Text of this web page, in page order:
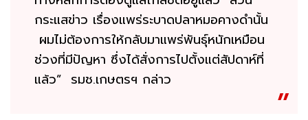
กระแสข่าว เรื่องแพร่ระบาดปลาหมอคางดำนั้น
ผมไม่ต้องการให้กลับมาแพร่พันธุ์หนักเหมือน
ช่วงที่มีปัญหา ซึ่งได้สั่งการไปตั้งแต่สัปดาห์ที่
แล้ว” รมช.เกษตรฯ กล่าว